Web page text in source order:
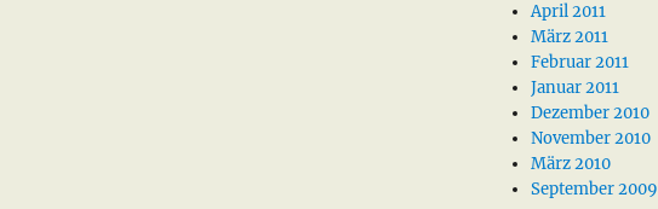
April 2011
März 2011
Februar 2011
Januar 2011
Dezember 2010
November 2010
März 2010
September 2009